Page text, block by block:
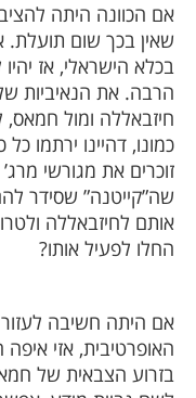
אם הכוונה היתה
הרבה. את הנאיביות
חיזבאללה ומול
כמונו, דהיינו ירתמו
זוכרים את מגורשי
שה”קייטנה” שסידר
אותם לחיזבאללה
החלו לפעיל אותו?
אם היתה חשיבה
האופרטיבית, אזי
בזרוע הצבאית של